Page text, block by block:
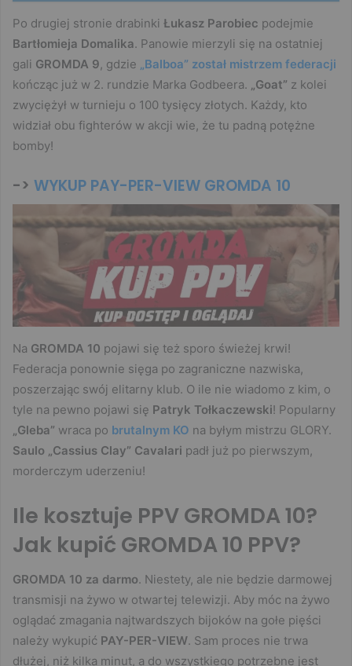
Po drugiej stronie drabinki Łukasz Parobiec podejmie
Bartłomieja Domalika. Panowie mierzyli się na ostatniej
gali GROMDA 9, gdzie „Balboa” został mistrzem federacji
kończąc już w 2. rundzie Marka Godbeera. „Goat” z kolei
zwyciężył w turnieju o 100 tysięcy złotych. Każdy, kto
widział obu fighterów w akcji wie, że tu padną potężne
bomby!
-> WYKUP PAY-PER-VIEW GROMDA 10
Na GROMDA 10 pojawi się też sporo świeżej krwi!
Federacja ponownie sięga po zagraniczne nazwiska,
poszerzając swój elitarny klub. O ile nie wiadomo z kim, o
tyle na pewno pojawi się Patryk Tołkaczewski! Popularny
„Gleba” wraca po brutalnym KO na byłym mistrzu GLORY.
Saulo „Cassius Clay” Cavalari padł już po pierwszym,
morderczym uderzeniu!
Ile kosztuje PPV GROMDA 10?
Jak kupić GROMDA 10 PPV?
GROMDA 10 za darmo. Niestety, ale nie będzie darmowej
transmisji na żywo w otwartej telewizji. Aby móc na żywo
oglądać zmagania najtwardszych bijoków na gołe pięści
należy wykupić PAY-PER-VIEW. Sam proces nie trwa
dłużej, niż kilka minut, a do wszystkiego potrzebne jest